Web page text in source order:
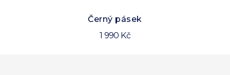
Černý pásek
1 990 Kč